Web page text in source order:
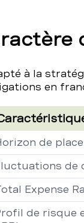
à la
en
de
de
Expense
de risque